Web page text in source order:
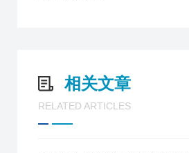
相关文章
RELATED ARTICLES